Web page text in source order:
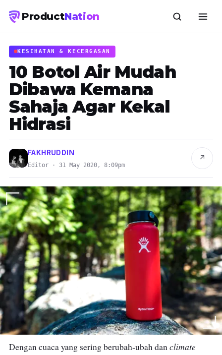
ProductNation
KESIHATAN & KECERGASAN
10 Botol Air Mudah
Dibawa Kemana
Sahaja Agar Kekal
Hidrasi
FAKHRUDDIN
Editor · 31 May 2020, 8:09pm
↗
Dengan cuaca yang sering berubah-ubah danclimate